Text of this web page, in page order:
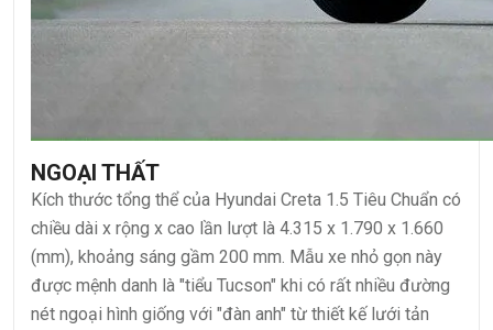
NGOẠI THẤT
Kích thước tổng thể của Hyundai Creta 1.5 Tiêu Chuẩn có
chiều dài x rộng x cao lần lượt là 4.315 x 1.790 x 1.660
(mm), khoảng sáng gầm 200 mm. Mẫu xe nhỏ gọn này
được mệnh danh là "tiểu Tucson" khi có rất nhiều đường
nét ngoại hình giống với "đàn anh" từ thiết kế lưới tản